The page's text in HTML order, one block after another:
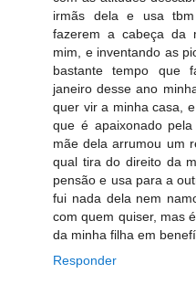
irmãs dela e usa
fazerem a cabeça da
mim, e inventando as
bastante tempo que
janeiro desse ano
quer vir a minha casa,
que é apaixonado
mãe dela arrumou um
qual tira do direito da
pensão e usa para a
fui nada dela nem
com quem quiser, mas
da minha filha em
Responder